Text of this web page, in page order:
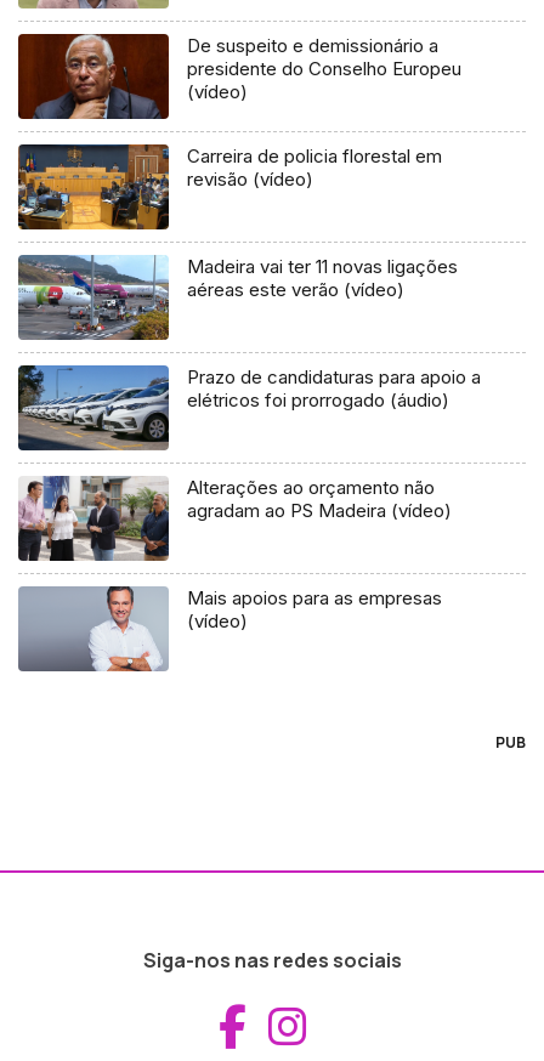
De suspeito e demissionário a
presidente do Conselho Europeu
(vídeo)
Carreira de policia florestal em
revisão (vídeo)
Madeira vai ter 11 novas ligações
aéreas este verão (vídeo)
Prazo de candidaturas para apoio a
elétricos foi prorrogado (áudio)
Alterações ao orçamento não
agradam ao PS Madeira (vídeo)
Mais apoios para as empresas
(vídeo)
PUB
Siga-nos nas redes sociais
Aceder ao